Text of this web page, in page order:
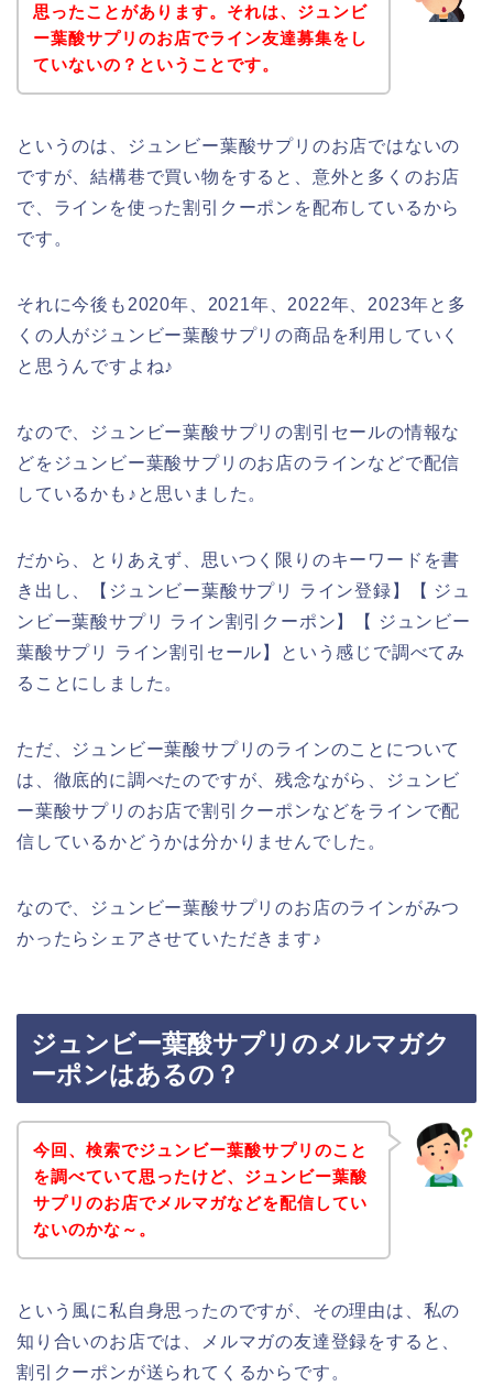
思ったことがあります。それは、ジュンビ
ー葉酸サプリのお店でライン友達募集をし
ていないの？ということです。
というのは、ジュンビー葉酸サプリのお店ではないの
ですが、結構巷で買い物をすると、意外と多くのお店
で、ラインを使った割引クーポンを配布しているから
です。
それに今後も2020年、2021年、2022年、2023年と多
くの人がジュンビー葉酸サプリの商品を利用していく
と思うんですよね♪
なので、ジュンビー葉酸サプリの割引セールの情報な
どをジュンビー葉酸サプリのお店のラインなどで配信
しているかも♪と思いました。
だから、とりあえず、思いつく限りのキーワードを書
き出し、【ジュンビー葉酸サプリ ライン登録】【 ジュ
ンビー葉酸サプリ ライン割引クーポン】【 ジュンビー
葉酸サプリ ライン割引セール】という感じで調べてみ
ることにしました。
ただ、ジュンビー葉酸サプリのラインのことについて
は、徹底的に調べたのですが、残念ながら、ジュンビ
ー葉酸サプリのお店で割引クーポンなどをラインで配
信しているかどうかは分かりませんでした。
なので、ジュンビー葉酸サプリのお店のラインがみつ
かったらシェアさせていただきます♪
ジュンビー葉酸サプリのメルマガク
ーポンはあるの？
今回、検索でジュンビー葉酸サプリのこと
を調べていて思ったけど、ジュンビー葉酸
サプリのお店でメルマガなどを配信してい
ないのかな～。
という風に私自身思ったのですが、その理由は、私の
知り合いのお店では、メルマガの友達登録をすると、
割引クーポンが送られてくるからです。